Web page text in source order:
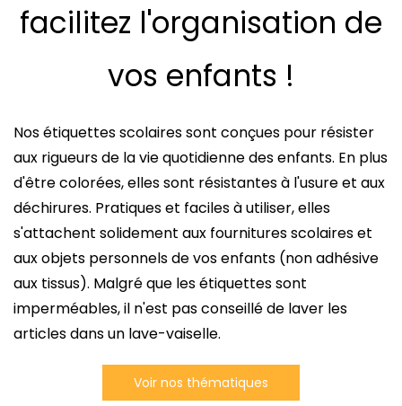
facilitez l'organisation de
vos enfants !
Nos étiquettes scolaires sont conçues pour résister
aux rigueurs de la vie quotidienne des enfants. En plus
d'être colorées, elles sont résistantes à l'usure et aux
déchirures. Pratiques et faciles à utiliser, elles
s'attachent solidement aux fournitures scolaires et
aux objets personnels de vos enfants (non adhésive
aux tissus). Malgré que les étiquettes sont
imperméables, il n'est pas conseillé de laver les
articles dans un lave-vaiselle.
Voir nos thématiques